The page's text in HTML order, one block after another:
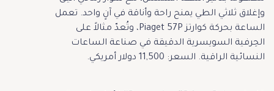
وإغلاق ثلاثي الطي يمنح راحة وأناقة في آنٍ واحد. تعمل
الساعة بحركة كوارتز Piaget 57P، وتُعدّ مثالاً على
الحِرفية السويسرية الدقيقة في صناعة الساعات
النسائية الراقية. السعر: 11,500 دولار أمريكي.